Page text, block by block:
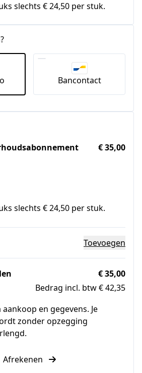
slechts € 24,50 per stuk.
Bancontact
€ 35,00
slechts € 24,50 per stuk.
Toevoegen
€ 35,00
Bedrag incl. btw € 42,35
en gegevens. Je
zonder opzegging
Afrekenen